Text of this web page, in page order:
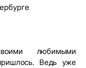
любимыми
Ведь уже